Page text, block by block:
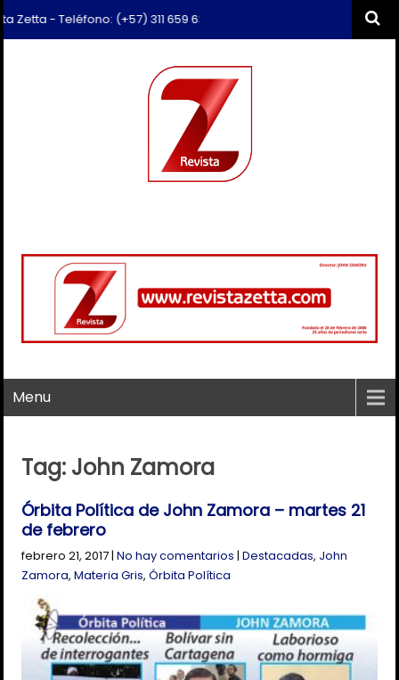
(+57) 311 659 6374 - Correo: revista.zetta@gmail.com
Menu
Tag: John Zamora
Órbita Política de John Zamora – martes 21
de febrero
febrero 21, 2017|No hay comentarios |Destacadas, John
Zamora,Materia Gris,Órbita Política